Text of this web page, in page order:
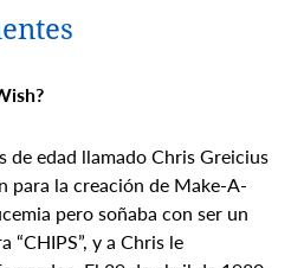
de edad llamado Chris Greicius
para la creación de Make-A-
pero soñaba con ser un
“CHIPS”, y a Chris le